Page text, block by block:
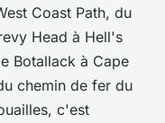
Coast Path, du
Head à Hell's
Botallack à Cape
chemin de fer du
, c'est